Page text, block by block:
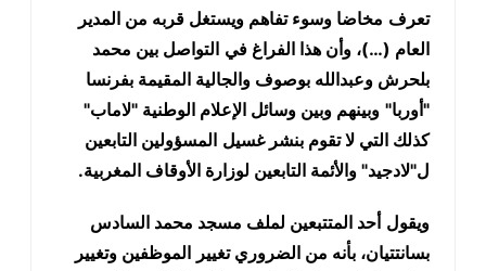
تعرف مخاضا وسوء تفاهم ويستغل قربه من المدير
العام (…)، وأن هذا الفراغ في التواصل بين محمد
بلحرش وعبدالله بوصوف والجالية المقيمة بفرنسا
"أوربا" وبينهم وبين وسائل الإعلام الوطنية "لاماب"
كذلك التي لا تقوم بنشر غسيل المسؤولين التابعين
ل"لادجيد" والأئمة التابعين لوزارة الأوقاف المغربية.
ويقول أحد المتتبعين لملف مسجد محمد السادس
بسانتتيان، بأنه من الضروري تغيير الموظفين وتغيير